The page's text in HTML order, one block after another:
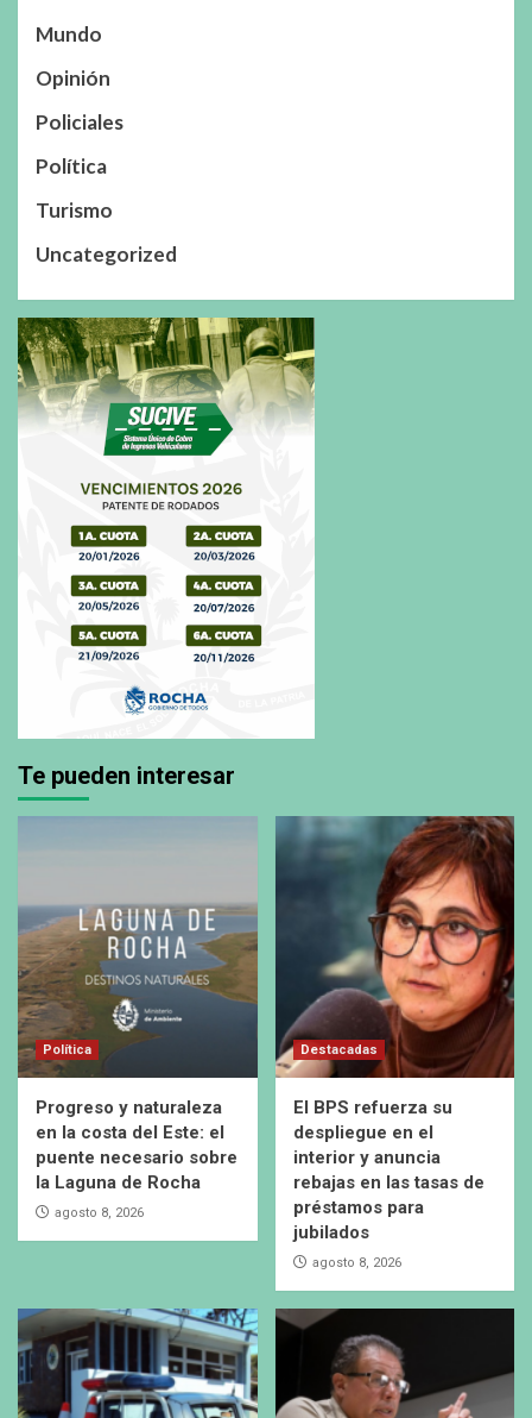
Mundo
Opinión
Policiales
Política
Turismo
Uncategorized
Te pueden interesar
Política
Progreso y naturaleza
en la costa del Este: el
puente necesario sobre
la Laguna de Rocha
agosto 8, 2026
Destacadas
El BPS refuerza su
despliegue en el
interior y anuncia
rebajas en las tasas de
préstamos para
jubilados
agosto 8, 2026